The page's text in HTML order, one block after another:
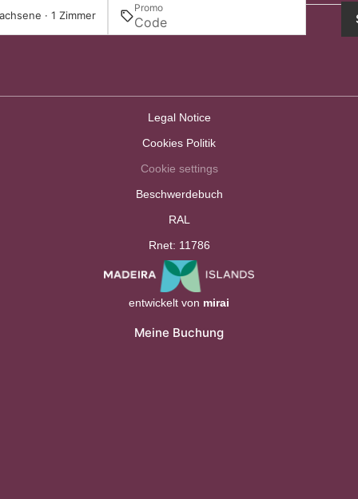
· 1 Zimmer
Promo
Legal Notice
Cookies Politik
Cookie settings
Beschwerdebuch
RAL
Rnet: 11786
entwickelt von mirai
Meine Buchung